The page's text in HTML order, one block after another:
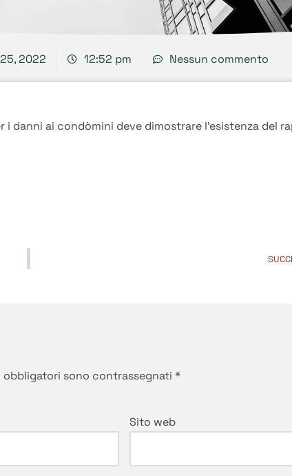
2022 12:52 pm Nessun commento
danni ai condòmini deve dimostrare l’esistenza del
obbligatori sono contrassegnati *
Sito web